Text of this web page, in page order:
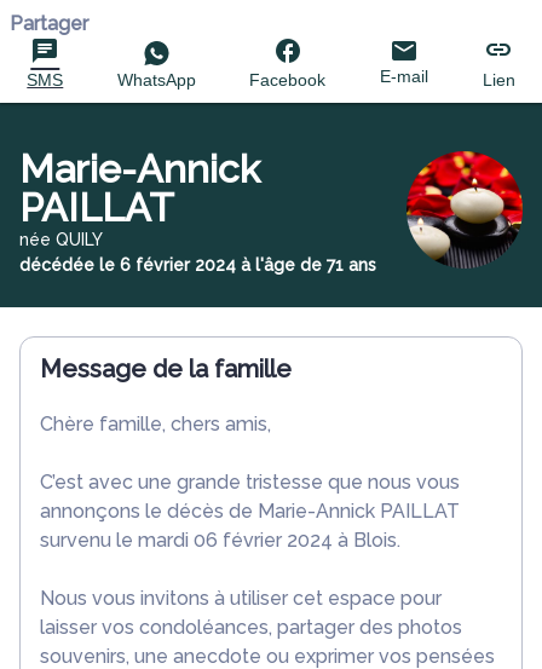
Partager
SMS WhatsApp Facebook E-mail Lien
Marie-Annick
PAILLAT
née QUILY
décédée le 6 février 2024 à l'âge de 71 ans
Message de la famille
Chère famille, chers amis,
C’est avec une grande tristesse que nous vous
annonçons le décès de Marie-Annick PAILLAT
survenu le mardi 06 février 2024 à Blois.
Nous vous invitons à utiliser cet espace pour
laisser vos condoléances, partager des photos
souvenirs, une anecdote ou exprimer vos pensées